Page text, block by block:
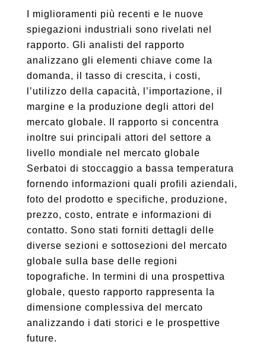
I miglioramenti più recenti e le nuove
spiegazioni industriali sono rivelati nel
rapporto. Gli analisti del rapporto
analizzano gli elementi chiave come la
domanda, il tasso di crescita, i costi,
l’utilizzo della capacità, l’importazione, il
margine e la produzione degli attori del
mercato globale. Il rapporto si concentra
inoltre sui principali attori del settore a
livello mondiale nel mercato globale
Serbatoi di stoccaggio a bassa temperatura
fornendo informazioni quali profili aziendali,
foto del prodotto e specifiche, produzione,
prezzo, costo, entrate e informazioni di
contatto. Sono stati forniti dettagli delle
diverse sezioni e sottosezioni del mercato
globale sulla base delle regioni
topografiche. In termini di una prospettiva
globale, questo rapporto rappresenta la
dimensione complessiva del mercato
analizzando i dati storici e le prospettive
future.